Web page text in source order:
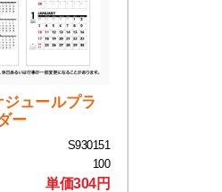
ュールプラ
ー
S930151
100
単価304円